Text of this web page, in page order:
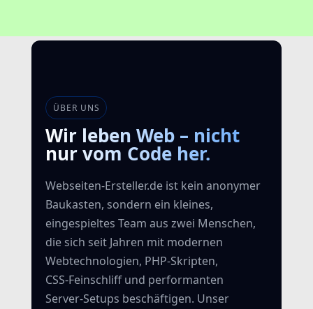
ÜBER UNS
Wir leben Web – nicht
nur vom Code her.
Webseiten‑Ersteller.de ist kein anonymer
Baukasten, sondern ein kleines,
eingespieltes Team aus zwei Menschen,
die sich seit Jahren mit modernen
Webtechnologien, PHP‑Skripten,
CSS‑Feinschliff und performanten
Server‑Setups beschäftigen. Unser